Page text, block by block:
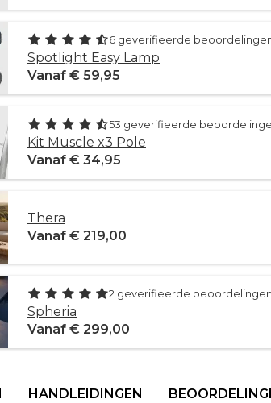
6 geverifieerde
Spotlight Easy Lamp
Vanaf € 59,95
53 geverifieerde
Kit Muscle x3 Pole
Vanaf € 34,95
Thera
Vanaf € 219,00
2 geverifieerde beoordelingen
Spheria
Vanaf € 299,00
HANDLEIDINGEN